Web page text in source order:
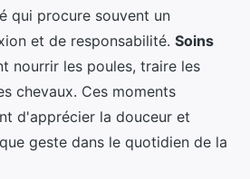
qui procure souvent un
et de responsabilité. Soins
nourrir les poules, traire les
chevaux. Ces moments
d'apprécier la douceur et
geste dans le quotidien de la